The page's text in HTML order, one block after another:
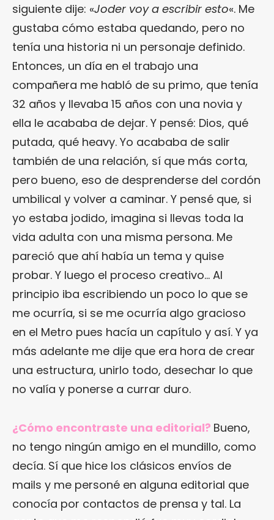
siguiente dije: «Joder voy a escribir esto«. Me
gustaba cómo estaba quedando, pero no
tenía una historia ni un personaje definido.
Entonces, un día en el trabajo una
compañera me habló de su primo, que tenía
32 años y llevaba 15 años con una novia y
ella le acababa de dejar. Y pensé: Dios, qué
putada, qué heavy. Yo acababa de salir
también de una relación, sí que más corta,
pero bueno, eso de desprenderse del cordón
umbilical y volver a caminar. Y pensé que, si
yo estaba jodido, imagina si llevas toda la
vida adulta con una misma persona. Me
pareció que ahí había un tema y quise
probar. Y luego el proceso creativo… Al
principio iba escribiendo un poco lo que se
me ocurría, si se me ocurría algo gracioso
en el Metro pues hacía un capítulo y así. Y ya
más adelante me dije que era hora de crear
una estructura, unirlo todo, desechar lo que
no valía y ponerse a currar duro.
¿Cómo encontraste una editorial? Bueno,
no tengo ningún amigo en el mundillo, como
decía. Sí que hice los clásicos envíos de
mails y me personé en alguna editorial que
conocía por contactos de prensa y tal. La